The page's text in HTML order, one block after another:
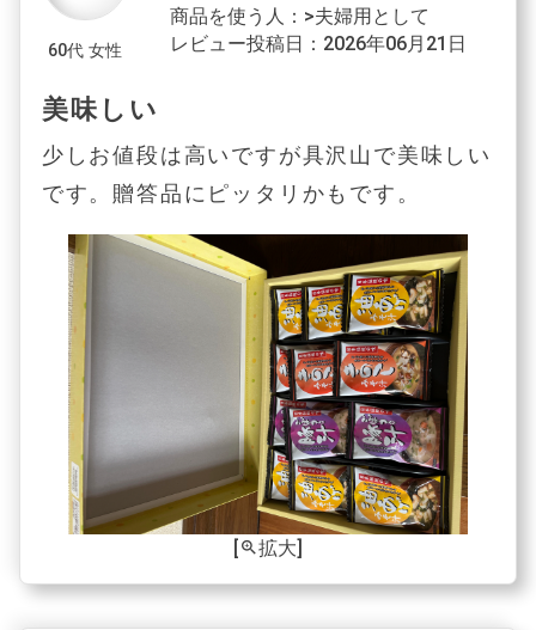
60代 女性
商品を使う人：>夫婦用として
レビュー投稿日：2026年06月21日
美味しい
少しお値段は高いですが具沢山で美味しい
です。贈答品にピッタリかもです。
zoom_in拡大]